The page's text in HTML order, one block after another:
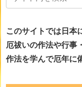
このサイトでは日本
厄祓いの作法や行事
作法を学んで厄年に